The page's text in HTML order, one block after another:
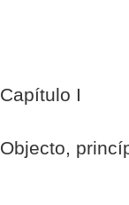
Capítulo I
Objecto,